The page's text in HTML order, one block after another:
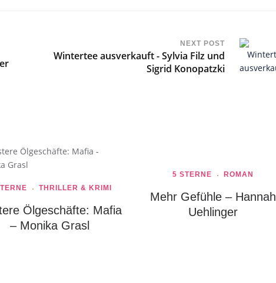
NEXT POST
Wintertee ausverkauft - Sylvia Filz und
Sigrid Konopatzki
THRILLER & KRIMI
Ölgeschäfte: Mafia
– Monika Grasl
5 STERNE ROMAN
Mehr Gefühle – Hannah
Uehlinger